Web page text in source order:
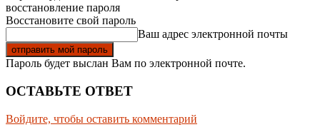
восстановление пароля
Восстановите свой пароль
Ваш адрес электронной почты
Пароль будет выслан Вам по электронной почте.
ОСТАВЬТЕ ОТВЕТ
Войдите, чтобы оставить комментарий